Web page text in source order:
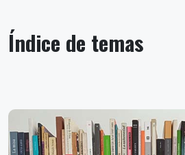
Índice de temas